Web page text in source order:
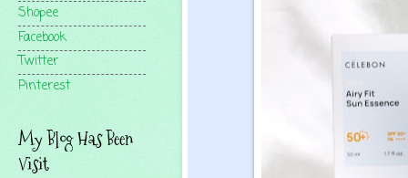
Shopee
Facebook
Twitter
Pinterest
My Blog Has Been
Visit